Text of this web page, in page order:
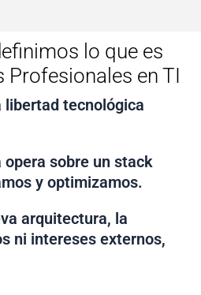
lo que es
Profesionales en TI
libertad tecnológica
sobre un stack
y optimizamos.
arquitectura, la
ni intereses externos,